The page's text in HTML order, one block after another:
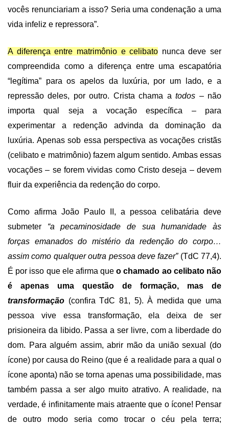
vocês renunciariam a isso? Seria uma condenação a uma
vida infeliz e repressora”.
A diferença entre matrimônio e celibato nunca deve ser
compreendida como a diferença entre uma escapatória
“legítima” para os apelos da luxúria, por um lado, e a
repressão deles, por outro. Crista chama atodos – não
importa qual seja a vocação específica – para
experimentar a redenção advinda da dominação da
luxúria. Apenas sob essa perspectiva as vocações cristãs
(celibato e matrimônio) fazem algum sentido. Ambas essas
vocações – se forem vividas como Cristo deseja – devem
fluir da experiência da redenção do corpo.
Como afirma João Paulo II, a pessoa celibatária deve
submeter “a pecaminosidade de sua humanidade às
forças emanados do mistério da redenção do corpo…
assim como qualquer outra pessoa deve fazer”(TdC 77,4).
É por isso que ele afirma que o chamado ao celibato não
é apenas uma questão de formação, mas de
transformação (confira TdC 81, 5). À medida que uma
pessoa vive essa transformação, ela deixa de ser
prisioneira da libido. Passa a ser livre, com a liberdade do
dom. Para alguém assim, abrir mão da união sexual (do
ícone) por causa do Reino (que é a realidade para a qual o
ícone aponta) não se torna apenas uma possibilidade, mas
também passa a ser algo muito atrativo. A realidade, na
verdade, é infinitamente mais atraente que o ícone! Pensar
de outro modo seria como trocar o céu pela terra;